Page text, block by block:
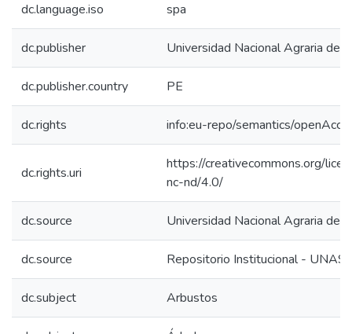
dc.language.iso spa
dc.publisher Universidad Nacional Agraria de
dc.publisher.country PE
dc.rights info:eu-repo/semantics/
dc.rights.uri
https://creativecommons.org/
nc-nd/4.0/
dc.source Universidad Nacional Agraria de
dc.source Repositorio Institucional - UNAS
dc.subject Arbustos